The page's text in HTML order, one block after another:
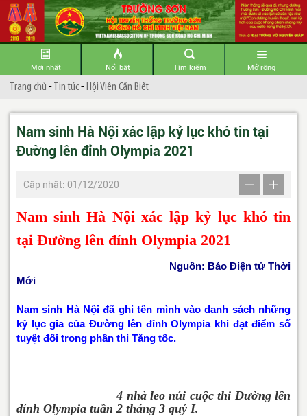
Mới nhất Nổi bật Tìm kiếm Mở rộng
Trang chủ -Tin tức- Hội Viên Cần Biết
Nam sinh Hà Nội xác lập kỷ lục khó tin tại
Đường lên đỉnh Olympia 2021
Cập nhật: 01/12/2020
Nam sinh Hà Nội xác lập kỷ lục khó tin
tại Đường lên đỉnh Olympia 2021
Nguồn: Báo Điện tử Thời
Mới
Nam sinh Hà Nội đã ghi tên mình vào danh sách những
kỷ lục gia của Đường lên đỉnh Olympia khi đạt điểm số
tuyệt đối trong phần thi Tăng tốc.
4 nhà leo núi cuộc thi Đường lên
đỉnh Olympia tuần 2 tháng 3 quý I.